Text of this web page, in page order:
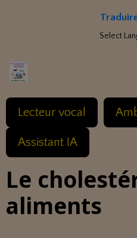
Select
Lecteur vocal
Assistant IA
Le
aliments